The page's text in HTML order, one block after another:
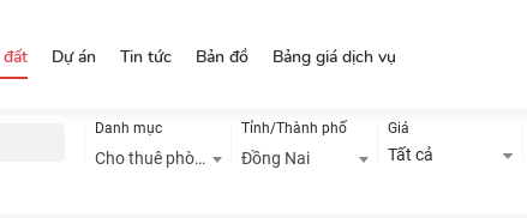
đất Dự án Tin tức Bản đồ Bảng giá dịch vụ
Danh mục
Cho thuê phòng trọ, nhà trọ
Tỉnh/Thành phố
Đồng Nai
Giá
Tất cả